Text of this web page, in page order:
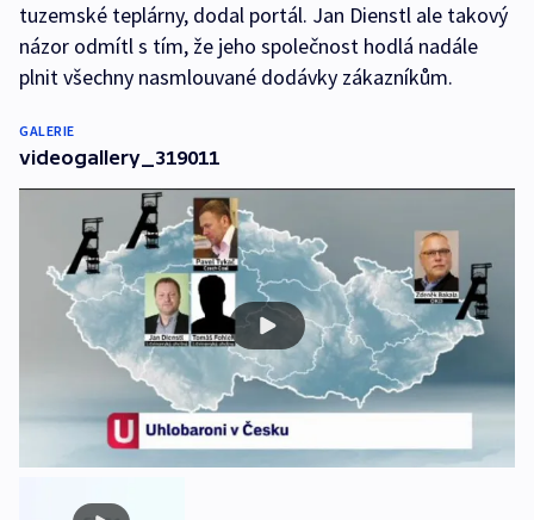
tuzemské teplárny, dodal portál. Jan Dienstl ale takový
názor odmítl s tím, že jeho společnost hodlá nadále
plnit všechny nasmlouvané dodávky zákazníkům.
GALERIE
videogallery_319011